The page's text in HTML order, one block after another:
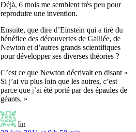
Déjà, 6 mois me semblent très peu pour
reproduire une invention.
Ensuite, que dire d’Einstein qui a tiré du
bénéfice des découvertes de Galilée, de
Newton et d’autres grands scientifiques
pour développer ses diverses théories ?
C’est ce que Newton décrivait en disant «
Si j’ai vu plus loin que les autres, c’est
parce que j’ai été porté par des épaules de
géants. »
lin